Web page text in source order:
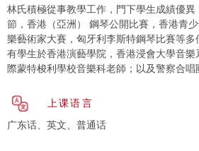
林氏積極從事教學工作，門下學生成績優
節，香港（亞洲） 鋼琴公開比賽，香港青
樂藝術家大賽，匈牙利李斯特鋼琴比賽等
有學生於香港演藝學院，香港浸會大學音
際蒙特梭利學校音樂科老師；以及警察合唱
上课语言
广东话、英文、普通话